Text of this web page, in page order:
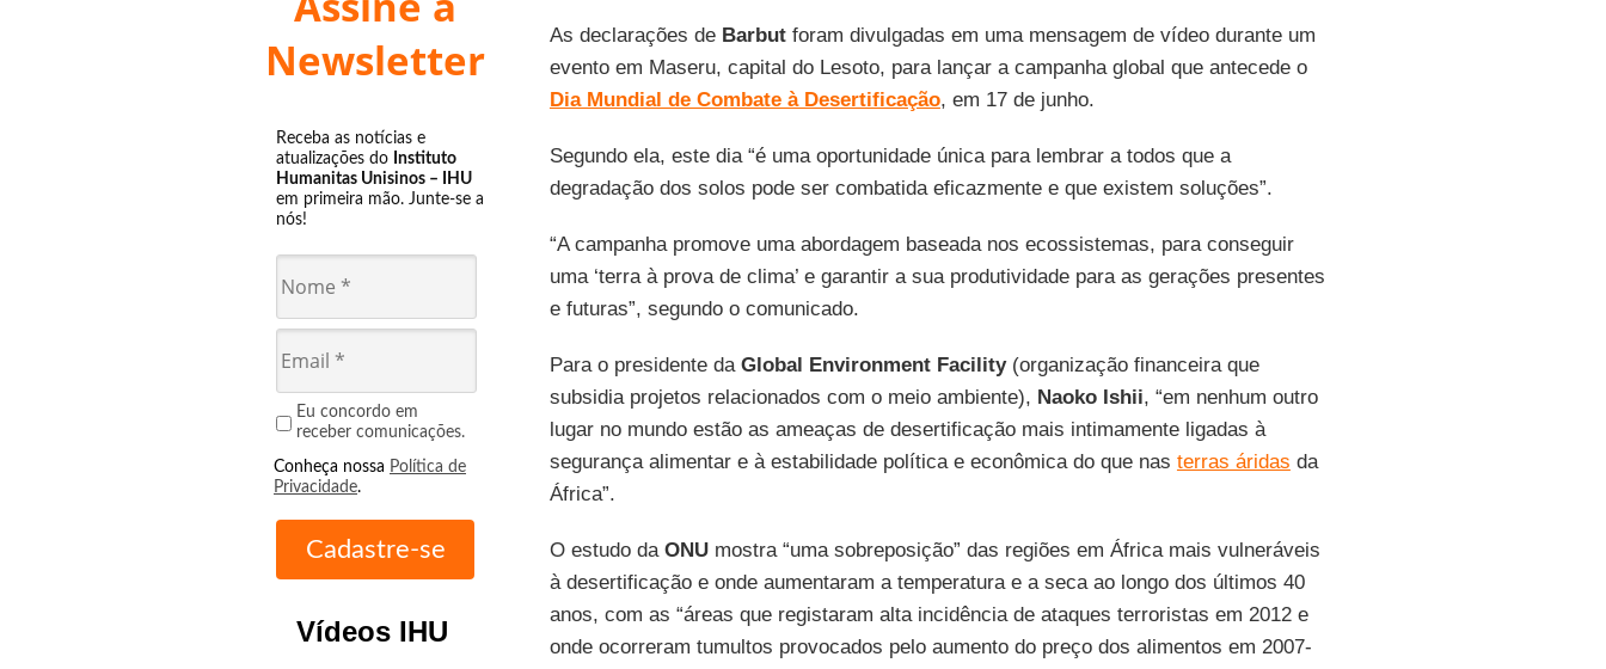
Newsletter
Receba as notícias e
atualizações do Instituto
Humanitas Unisinos – IHU
em primeira mão. Junte-se a
nós!
Eu concordo em
receber comunicações.
Conheça nossa Política de
Privacidade.
Vídeos IHU
As declarações de Barbutforam divulgadas em uma mensagem de vídeo durante um
evento em Maseru, capital do Lesoto, para lançar a campanha global que antecede o
Dia Mundial de Combate à Desertificação, em 17 de junho.
Segundo ela, este dia “é uma oportunidade única para lembrar a todos que a
degradação dos solos pode ser combatida eficazmente e que existem soluções”.
“A campanha promove uma abordagem baseada nos ecossistemas, para conseguir
uma ‘terra à prova de clima’ e garantir a sua produtividade para as gerações presentes
e futuras”, segundo o comunicado.
Para o presidente da Global Environment Facility(organização financeira que
subsidia projetos relacionados com o meio ambiente), Naoko Ishii, “em nenhum outro
lugar no mundo estão as ameaças de desertificação mais intimamente ligadas à
segurança alimentar e à estabilidade política e econômica do que nas terras áridas da
África”.
O estudo da ONUmostra “uma sobreposição” das regiões em África mais vulneráveis
à desertificação e onde aumentaram a temperatura e a seca ao longo dos últimos 40
anos, com as “áreas que registaram alta incidência de ataques terroristas em 2012 e
onde ocorreram tumultos provocados pelo aumento do preço dos alimentos em 2007-